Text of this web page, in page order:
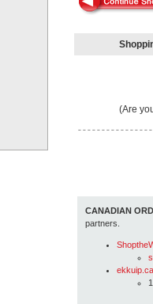
(Are
CANADIAN
partners.
ekkuip.ca